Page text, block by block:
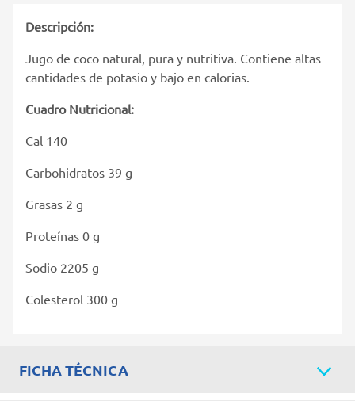
Descripción:
Jugo de coco natural, pura y nutritiva. Contiene altas
cantidades de potasio y bajo en calorias.
Cuadro Nutricional:
Cal 140
Carbohidratos 39 g
Grasas 2 g
Proteínas 0 g
Sodio 2205 g
Colesterol 300 g
FICHA TÉCNICA